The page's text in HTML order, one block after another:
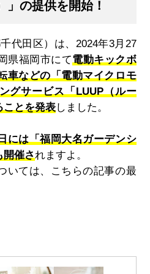
」の提供を開始！
代田区）は、 2024年3月 27
県福岡市にて電動キックボ
車などの「電動マイクロモ
グサービス「LUUP（ルー
ことを発表しました。
には「福岡大名ガーデンシ
開催されますよ。
いては、こちらの記事の最